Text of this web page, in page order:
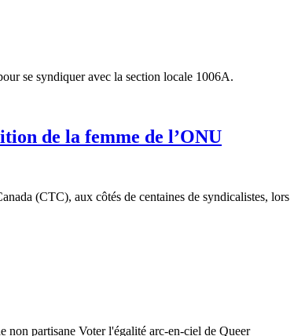
se syndiquer avec la section locale 1006A.
de la femme de l’ONU
(CTC), aux côtés de centaines de syndicalistes, lors
partisane Voter l'égalité arc-en-ciel de Queer